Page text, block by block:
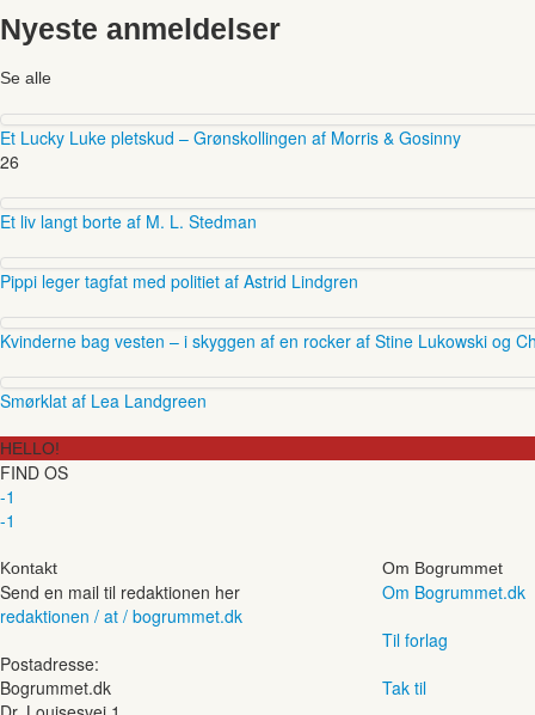
Nyeste anmeldelser
Se alle
Et Lucky Luke pletskud – Grønskollingen af Morris & Gosinny
26
Et liv langt borte af M. L. Stedman
Pippi leger tagfat med politiet af Astrid Lindgren
Kvinderne bag vesten – i skyggen af en rocker af Stine Lukowski og
Smørklat af Lea Landgreen
HELLO!
FIND OS
-1
-1
Kontakt
Send en mail til redaktionen her
redaktionen / at / bogrummet.dk
Postadresse:
Bogrummet.dk
Om Bogrummet
Om Bogrummet.dk
Til forlag
Tak til